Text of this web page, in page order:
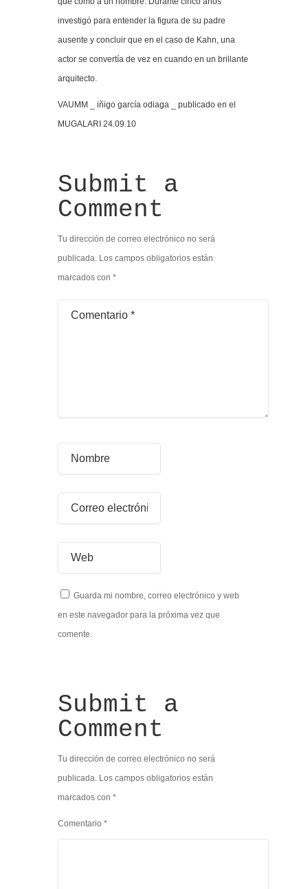
investigó para entender la figura de su padre
ausente y concluir que en el caso de Kahn, una
actor se convertía de vez en cuando en un brillante
arquitecto.
VAUMM _ iñigo garcía odiaga _ publicado en el
MUGALARI 24.09.10
Submit a
Comment
Tu dirección de correo electrónico no será
publicada. Los campos obligatorios están
marcados con *
Guarda mi nombre, correo electrónico y web
en este navegador para la próxima vez que
comente.
Submit a
Comment
Tu dirección de correo electrónico no será
publicada. Los campos obligatorios están
marcados con *
Comentario *